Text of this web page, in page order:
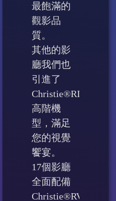
最飽滿的
觀影品
質。
其他的影
廳我們也
引進了
Christie®RDLP
高階機
型，滿足
您的視覺
饗宴。
17個影廳
全面配備
Christie®RVive